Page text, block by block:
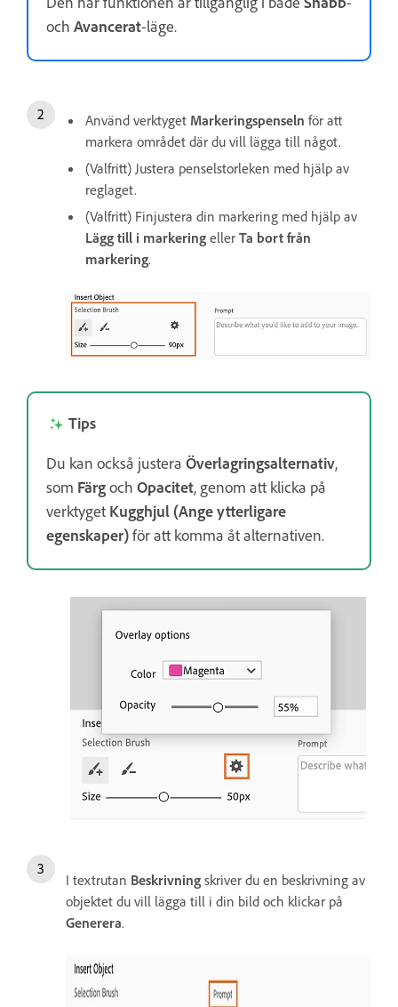
och Avancerat-läge.
Använd verktyget Markeringspenseln för att
markera området där du vill lägga till något.
(Valfritt) Justera penselstorleken med hjälp av
reglaget.
(Valfritt) Finjustera din markering med hjälp av
Lägg till i markering eller Ta bort från
markering.
Tips
Du kan också justera Överlagringsalternativ,
som Färgoch Opacitet, genom att klicka på
verktyget Kugghjul (Ange ytterligare
egenskaper)för att komma åt alternativen.
I textrutan Beskrivning skriver du en beskrivning av
objektet du vill lägga till i din bild och klickar på
Generera.